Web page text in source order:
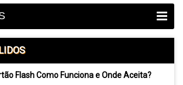
Flash Como Funciona e Onde Aceita?